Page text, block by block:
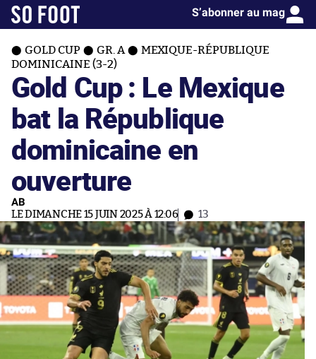
S’abonner au mag
GOLD CUP GR. A
MEXIQUE-RÉPUBLIQUE
DOMINICAINE (3-2)
Gold Cup : Le Mexique
bat la République
dominicaine en
ouverture
AB
LE DIMANCHE 15 JUIN 2025 À 12:06 13